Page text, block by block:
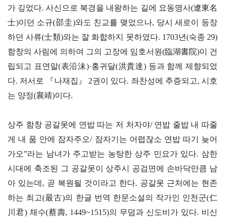
가 깊었다. 사신으로 북경을 내왕하는 길에 요동명사(遼東名
士)이던 소규(邵圭)와도 친교를 맺었으나, 당시 새로이 등장
하던 사류(士類)와는 잘 화합하지 못하였다. 1703년(숙종 29)
함창의 사림에 의하여 그의 고장에 임호서원(臨湖書院)이 건
립되고 표연말(表沿沫)·홍귀달(洪貴達) 등과 함께 제향되었
다. 저서로 『나재집』 2권이 있다. 좌찬성에 추증되고, 시호
는 양정(襄靖)이다.
상주 함창 공갈못에 연밥 따는 저 처자야/ 연밥 줄밥 내 따줄
게 내 품 안에 잠자주오/ 잠자기는 어렵잖소 연밥 따기 늦어
가오”라는 남녀가 주고받는 농탕한 상주 민요가 있다. 삼한
시대에 축조된 그 공갈못이 상주시 공검면에 손바닥만큼 남
아 있는데, 곧 복원될 것이라고 한다. 공갈못 근처에는 현존
하는 최고(最古)의 한글 번역 한문소설의 작가인 인천군(仁
川君) 채수(蔡壽, 1449~1515)의 무덤과 신도비가 있다. 비신